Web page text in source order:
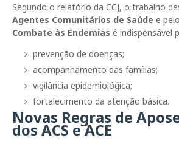
Segundo o relatório da CCJ, o trabalho
Agentes Comunitários de Saúde e
Combate às Endemias é indispensável
prevenção de doenças;
acompanhamento das famílias;
vigilância epidemiológica;
fortalecimento da atenção básica.
Novas Regras de
dos ACS e ACE